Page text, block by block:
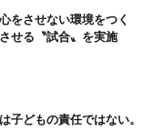
をさせない環境をつく
せる〝試合〟を実施
子どもの責任ではない。